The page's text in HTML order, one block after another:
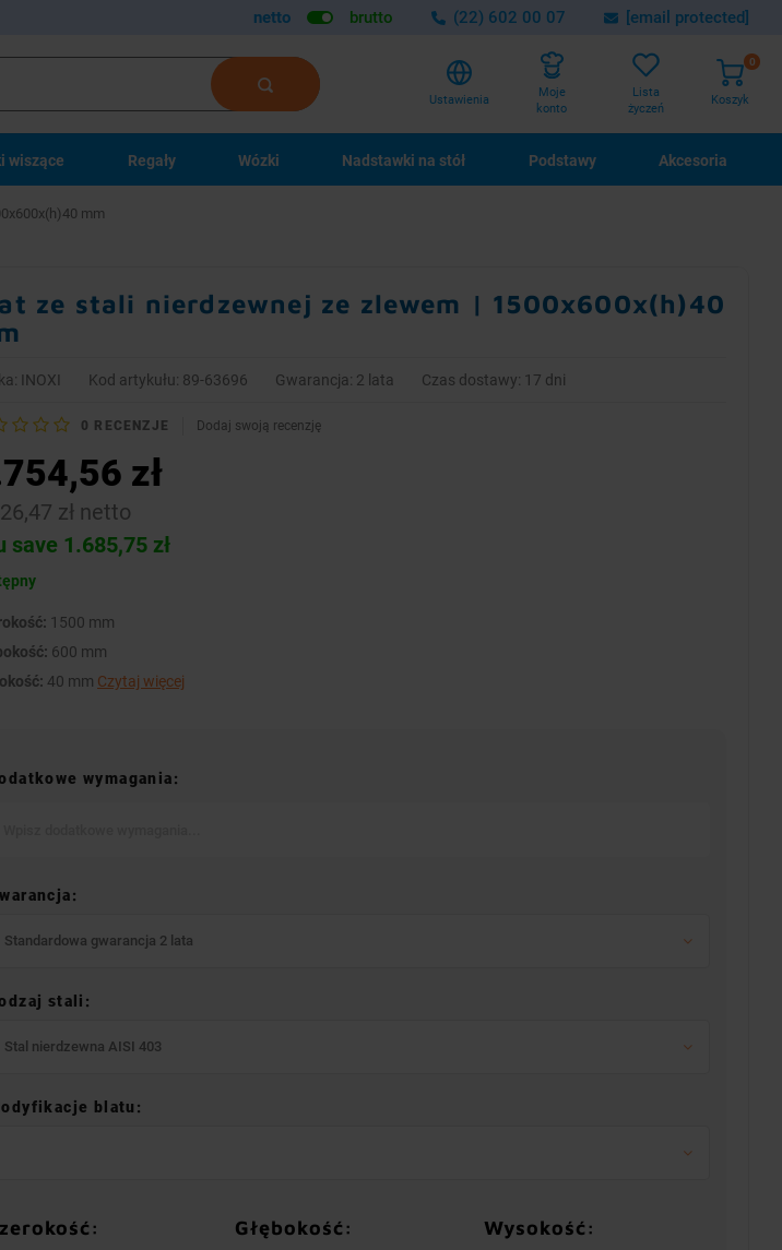
netto brutto (22) 602 00 07 [email protected]
Ustawienia
Moje
konto
Lista
życzeń
Koszyk
0
wiszące Regały Wózki Nadstawki na stół Podstawy Akcesoria
mm
ze stali nierdzewnej ze zlewem | 1500x600x(h)40
INOXI Kod artykułu: 89-63696 Gwarancja: 2 lata Czas dostawy: 17 dni
0 RECENZJE Dodaj swoją recenzję
zł
zł netto
save 1.685,75 zł
1500 mm
600 mm
40 mm Czytaj więcej
wymagania:
Standardowa gwarancja 2 lata
stali:
Stal nierdzewna AISI 403
blatu:
Głębokość: Wysokość: